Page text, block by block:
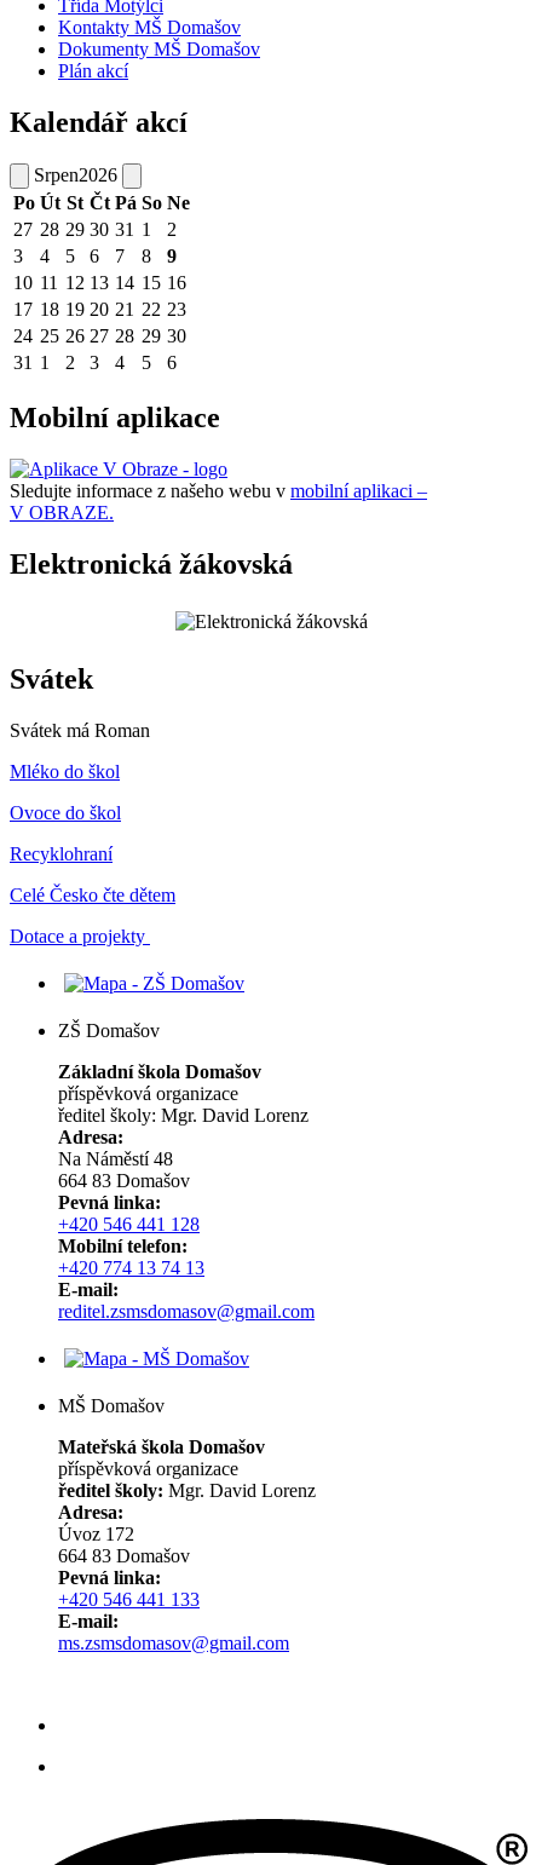
Třída Motýlci
Kontakty MŠ Domašov
Dokumenty MŠ Domašov
Plán akcí
Kalendář akcí
Srpen2026
Po Út St Čt Pá So Ne
27 28 29 30 31 1
2
3
4 5 6 7 8
9
10 11 12 13 14 15 16
17 18 19 20 21 22 23
24 25 26 27 28 29 30
31 1 2 3 4 5 6
Mobilní aplikace
Sledujte informace z našeho webu v mobilní aplikaci –
V OBRAZE.
Elektronická žákovská
Svátek
Svátek má Roman
Mléko do škol
Ovoce do škol
Recyklohraní
Celé Česko čte dětem
Dotace a projekty
ZŠ Domašov
Základní škola Domašov
příspěvková organizace
ředitel školy: Mgr. David Lorenz
Adresa:
Na Náměstí 48
664 83 Domašov
Pevná linka:
+420 546 441 128
Mobilní telefon:
+420 774 13 74 13
E-mail:
reditel.zsmsdomasov@gmail.com
MŠ Domašov
Mateřská škola Domašov
příspěvková organizace
ředitel školy: Mgr. David Lorenz
Adresa:
Úvoz 172
664 83 Domašov
Pevná linka:
+420 546 441 133
E-mail:
ms.zsmsdomasov@gmail.com